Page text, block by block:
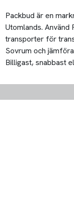
Packbud är en
Utomlands.
transporter för
Sovrum och
Billigast, snabbast